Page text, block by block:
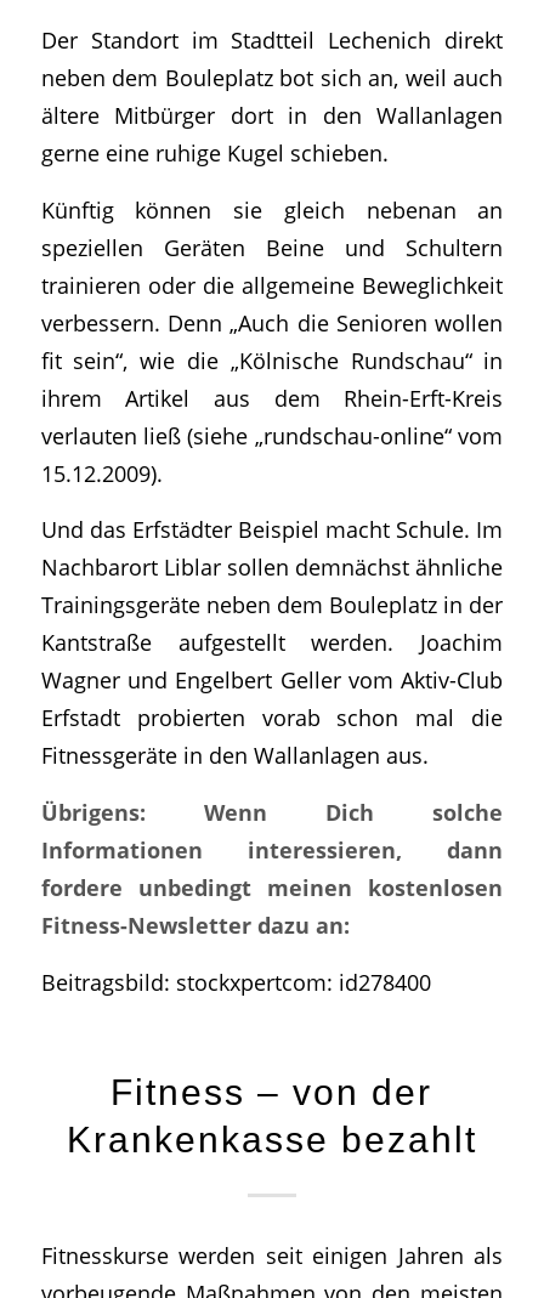
Der Standort im Stadtteil Lechenich direkt
neben dem Bouleplatz bot sich an, weil auch
ältere Mitbürger dort in den Wallanlagen
gerne eine ruhige Kugel schieben.
Künftig können sie gleich nebenan an
speziellen Geräten Beine und Schultern
trainieren oder die allgemeine Beweglichkeit
verbessern. Denn „Auch die Senioren wollen
fit sein“, wie die „Kölnische Rundschau“ in
ihrem Artikel aus dem Rhein-Erft-Kreis
verlauten ließ (siehe „rundschau-online“ vom
15.12.2009).
Und das Erfstädter Beispiel macht Schule. Im
Nachbarort Liblar sollen demnächst ähnliche
Trainingsgeräte neben dem Bouleplatz in der
Kantstraße aufgestellt werden. Joachim
Wagner und Engelbert Geller vom Aktiv-Club
Erfstadt probierten vorab schon mal die
Fitnessgeräte in den Wallanlagen aus.
Übrigens: Wenn Dich solche
Informationen interessieren, dann
fordere unbedingt meinen kostenlosen
Fitness-Newsletter dazu an:
Beitragsbild: stockxpertcom: id278400
Fitness – von der
Krankenkasse bezahlt
Fitnesskurse werden seit einigen Jahren als